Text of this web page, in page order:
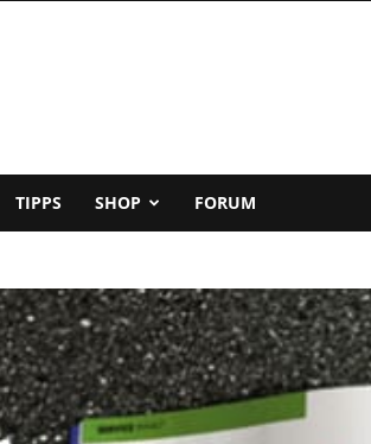
TIPPS SHOP FORUM